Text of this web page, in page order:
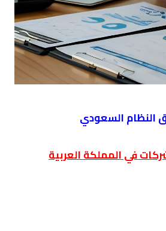
النظام السعودي
في المملكة العربية